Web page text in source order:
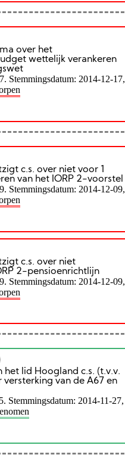
over het
wettelijk verankeren
Stemmingsdatum: 2014-12-17,
c.s. over niet voor 1
van het IORP 2-voorstel
Stemmingsdatum: 2014-12-09,
c.s. over niet
2-pensioenrichtlijn
Stemmingsdatum: 2014-12-09,
lid Hoogland c.s. (t.v.v.
van de A67 en
Stemmingsdatum: 2014-11-27,